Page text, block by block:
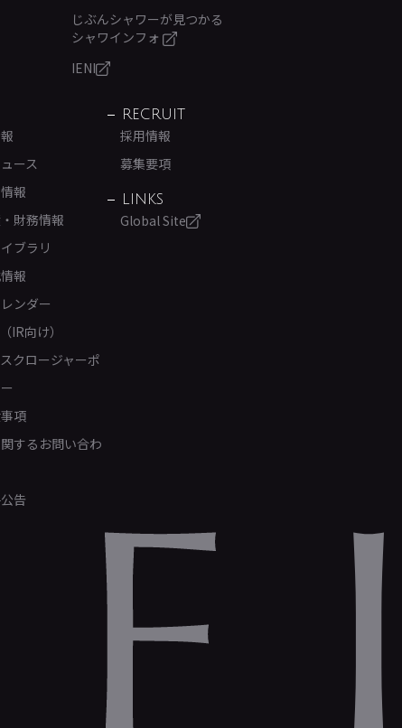
じぶんシャワーが見つかる
シャワインフォ
IENI
ース
報
財務情報
ブラリ
報
ンダー
IR向け）
クロージャーポ
項
するお問い合わ
告
RECRUIT
採用情報
募集要項
LINKS
Global Site